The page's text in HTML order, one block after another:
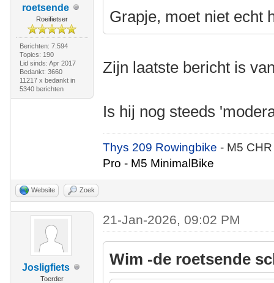
roetsende
Roeifietser
Berichten: 7.594
Topics: 190
Lid sinds: Apr 2017
Bedankt: 3660
11217 x bedankt in
5340 berichten
Grapje, moet niet echt
Zijn laatste bericht is
Is hij nog steeds
Thys 209 Rowingbike- M5
Pro - M5 MinimalBike
Website Zoek
Josligfiets
Toerder
21-Jan-2026, 09:02 PM
Wim -de roetsende